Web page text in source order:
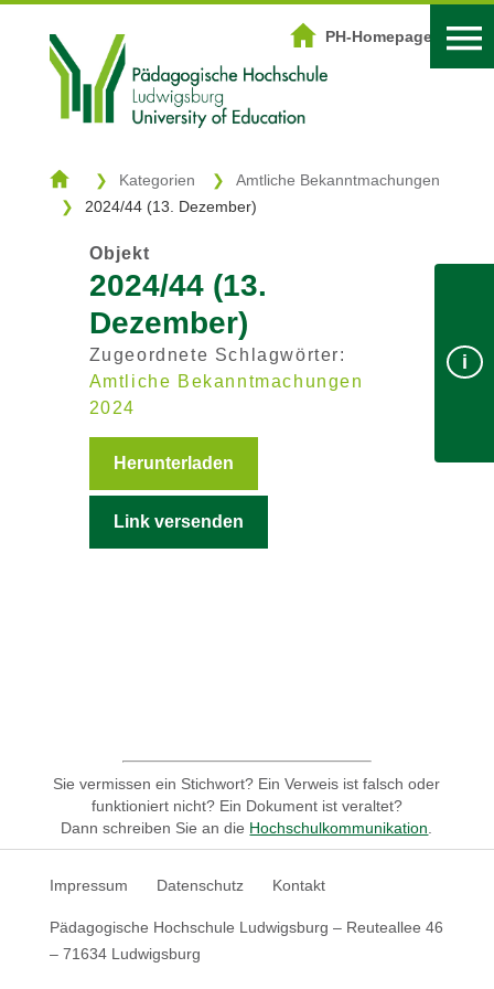
PH-Homepage
DOWNLOADZENTRUM
Kategorien
Schlagwörter
PH-Homepage
i
Kategorien
Amtliche Bekanntmachungen
2024/44 (13. Dezember)
Objekt
2024/44 (13.
Dezember)
Zugeordnete Schlagwörter:
Amtliche Bekanntmachungen
2024
Herunterladen
Link versenden
Sie vermissen ein Stichwort? Ein Verweis ist falsch oder
funktioniert nicht? Ein Dokument ist veraltet?
Dann schreiben Sie an die Hochschulkommunikation
Impressum Datenschutz Kontakt
Pädagogische Hochschule Ludwigsburg – Reuteallee 46
– 71634 Ludwigsburg